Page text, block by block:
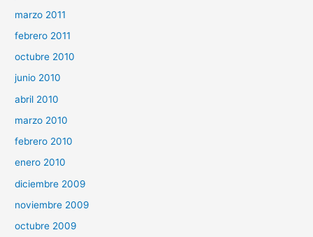
marzo 2011
febrero 2011
octubre 2010
junio 2010
abril 2010
marzo 2010
febrero 2010
enero 2010
diciembre 2009
noviembre 2009
octubre 2009